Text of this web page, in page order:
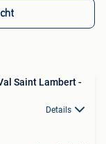
Saint Lambert -
Details